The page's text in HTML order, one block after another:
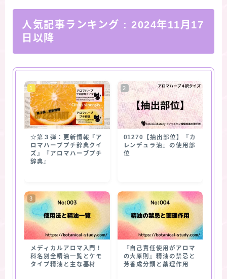
人気記事ランキング : 2024年11月17
日以降
☆第３弾：更新情報『ア
ロマハーブプチ辞典クイ
ズ』『アロマハーブプチ
辞典』
01270【抽出部位】『カ
レンデュラ油』の使用部
位
メディカルアロマ入門！
科名別全精油一覧とケモ
タイプ精油と主な基材
『自己責任使用がアロマ
の大原則』精油の禁忌と
芳香成分類と薬理作用